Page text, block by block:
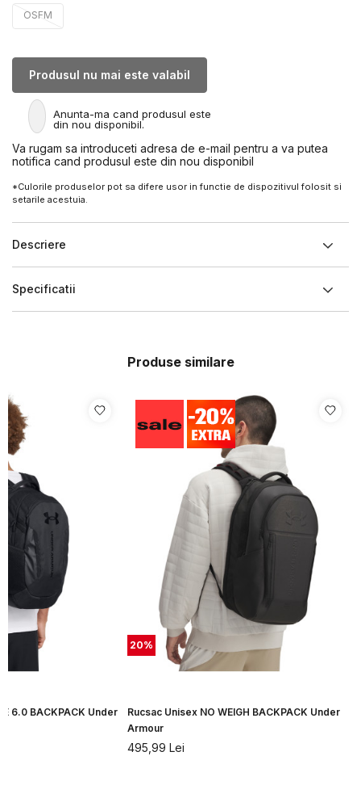
OSFM
Produsul nu mai este valabil
Anunta-ma cand produsul este
din nou disponibil.
Va rugam sa introduceti adresa de e-mail pentru a va putea
notifica cand produsul este din nou disponibil
*Culorile produselor pot sa difere usor in functie de dispozitivul folosit si
setarile acestuia.
Descriere
Specificatii
Produse similare
6.0 BACKPACK Under
20%
Rucsac Unisex NO WEIGH BACKPACK Under
Armour
495,99 Lei